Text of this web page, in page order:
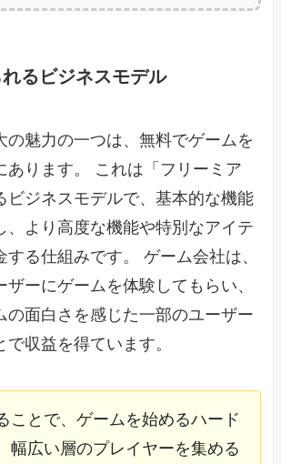
るビジネスモデル
の魅力の一つは、無料でゲームを
あります。 これは「フリーミア
ビジネスモデルで、基本的な機能
、より高度な機能や特別なアイテ
する仕組みです。 ゲーム会社は、
ザーにゲームを体験してもらい、
の面白さを感じた一部のユーザー
収益を得ています。
ことで、ゲームを始めるハード
幅広い層のプレイヤーを集める